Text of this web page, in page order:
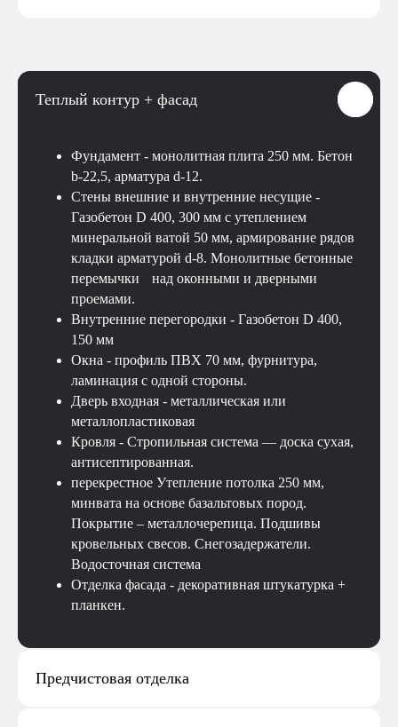
Теплый контур + фасад
Фундамент - монолитная плита 250 мм. Бетон
b-22,5, арматура d-12.
Стены внешние и внутренние несущие -
Газобетон D 400, 300 мм с утеплением
минеральной ватой 50 мм, армирование рядов
кладки арматурой d-8. Монолитные бетонные
перемычки над оконными и дверными
проемами.
Внутренние перегородки - Газобетон D 400,
150 мм
Окна - профиль ПВХ 70 мм, фурнитура,
ламинация с одной стороны.
Дверь входная - металлическая или
металлопластиковая
Кровля - Стропильная система — доска сухая,
антисептированная.
перекрестное Утепление потолка 250 мм,
минвата на основе базальтовых пород.
Покрытие – металлочерепица. Подшивы
кровельных свесов. Снегозадержатели.
Водосточная система
Отделка фасада - декоративная штукатурка +
планкен.
Предчистовая отделка